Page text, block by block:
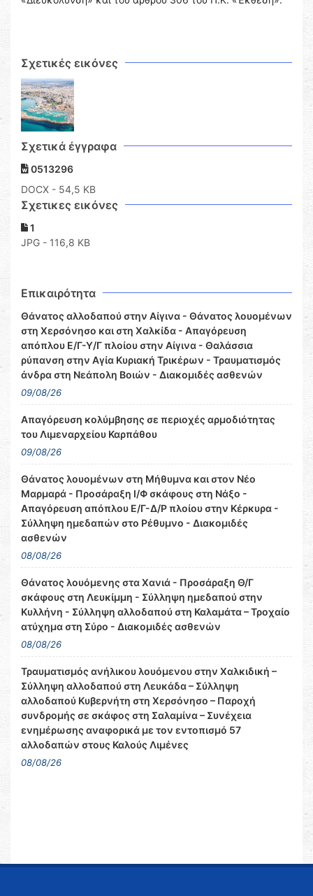
Σχετικές εικόνες
Σχετικά έγγραφα
0513296
DOCX - 54,5 KB
Σχετικες εικόνες
1
JPG - 116,8 KB
Επικαιρότητα
Θάνατος αλλοδαπού στην Αίγινα - Θάνατος λουομένων
στη Χερσόνησο και στη Χαλκίδα - Απαγόρευση
απόπλου Ε/Γ-Υ/Γ πλοίου στην Αίγινα - Θαλάσσια
ρύπανση στην Αγία Κυριακή Τρικέρων - Τραυματισμός
άνδρα στη Νεάπολη Βοιών - Διακομιδές ασθενών
09/08/26
Απαγόρευση κολύμβησης σε περιοχές αρμοδιότητας
του Λιμεναρχείου Καρπάθου
09/08/26
Θάνατος λουομένων στη Μήθυμνα και στον Νέο
Μαρμαρά - Προσάραξη Ι/Φ σκάφους στη Νάξο -
Απαγόρευση απόπλου Ε/Γ-Δ/Ρ πλοίου στην Κέρκυρα -
Σύλληψη ημεδαπών στο Ρέθυμνο - Διακομιδές
ασθενών
08/08/26
Θάνατος λουόμενης στα Χανιά - Προσάραξη Θ/Γ
σκάφους στη Λευκίμμη - Σύλληψη ημεδαπού στην
Κυλλήνη - Σύλληψη αλλοδαπού στη Καλαμάτα – Τροχαίο
ατύχημα στη Σύρο - Διακομιδές ασθενών
08/08/26
Τραυματισμός ανήλικου λουόμενου στην Χαλκιδική –
Σύλληψη αλλοδαπού στη Λευκάδα – Σύλληψη
αλλοδαπού Κυβερνήτη στη Χερσόνησο – Παροχή
συνδρομής σε σκάφος στη Σαλαμίνα – Συνέχεια
ενημέρωσης αναφορικά με τον εντοπισμό 57
αλλοδαπών στους Καλούς Λιμένες
08/08/26